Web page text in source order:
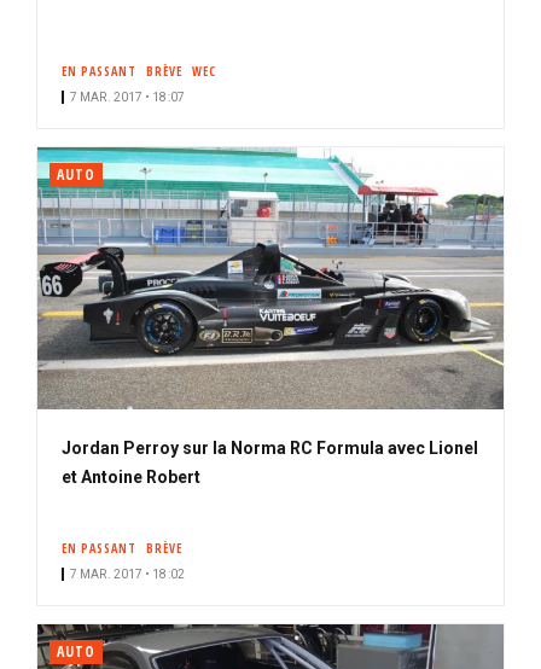
EN PASSANT BRÈVE WEC
7 MAR. 2017 • 18:07
AUTO
Jordan Perroy sur la Norma RC Formula avec Lionel
et Antoine Robert
EN PASSANT BRÈVE
7 MAR. 2017 • 18:02
AUTO